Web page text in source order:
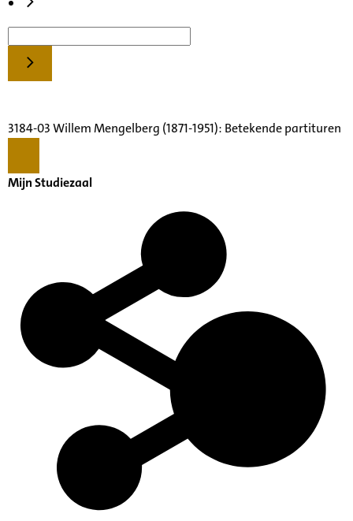
3184-03 Willem Mengelberg (1871-1951): Betekende partituren
Mijn Studiezaal